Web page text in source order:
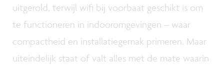
uitgerold, terwijl wifi bij voorbaat geschikt is om
te functioneren in indooromgevingen – waar
compactheid en installatiegemak primeren. Maar
uiteindelijk staat of valt alles met de mate waarin